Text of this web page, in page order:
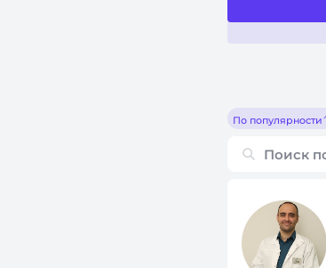
По популярности